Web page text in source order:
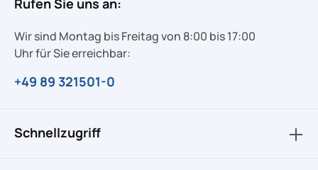
Rufen Sie uns an:
Wir sind Montag bis Freitag von 8:00 bis 17:00
Uhr für Sie erreichbar:
+49 89 321501-0
Schnellzugriff